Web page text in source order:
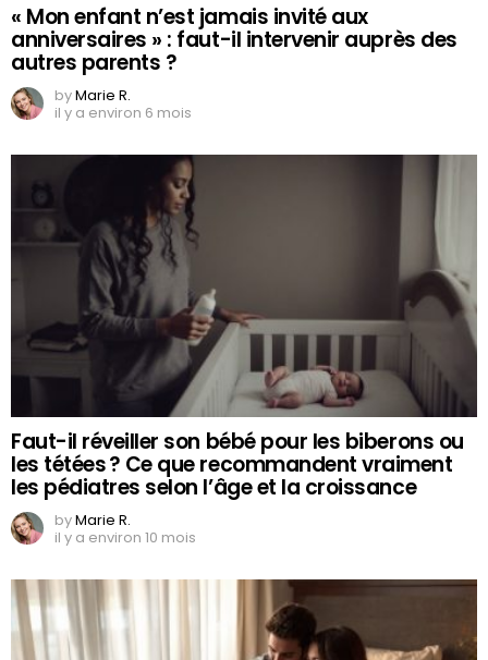
« Mon enfant n’est jamais invité aux
anniversaires » : faut-il intervenir auprès des
autres parents ?
byMarie R.
il y a environ 6 mois
Faut-il réveiller son bébé pour les biberons ou
les tétées ? Ce que recommandent vraiment
les pédiatres selon l’âge et la croissance
byMarie R.
il y a environ 10 mois